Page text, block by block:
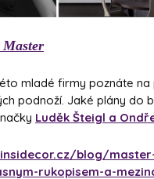
Master
mladé firmy poznáte
podnoží. Jaké plány do
Luděk Šteigl a
blog/
rukopisem-a-